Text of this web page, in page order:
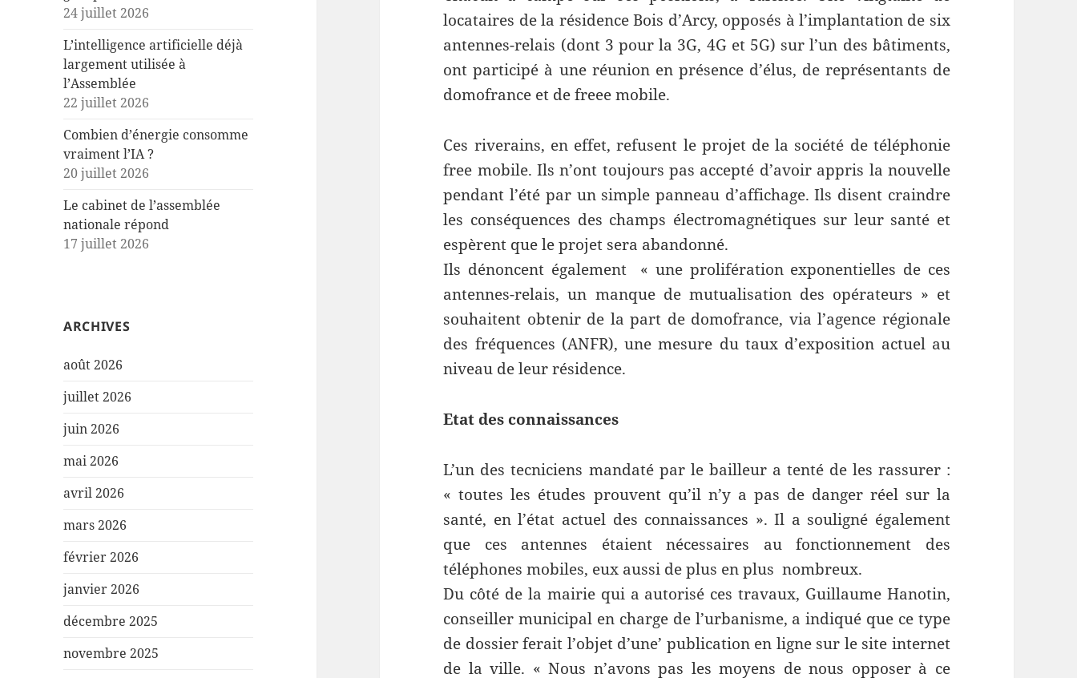
24 juillet 2026
L’intelligence artificielle déjà
largement utilisée à
l’Assemblée
22 juillet 2026
Combien d’énergie consomme
vraiment l’IA ?
20 juillet 2026
Le cabinet de l’assemblée
nationale répond
17 juillet 2026
ARCHIVES
août 2026
juillet 2026
juin 2026
mai 2026
avril 2026
mars 2026
février 2026
janvier 2026
décembre 2025
novembre 2025
locataires de la résidence Bois d’Arcy, opposés à l’implantation de six
antennes-relais (dont 3 pour la 3G, 4G et 5G) sur l’un des bâtiments,
ont participé à une réunion en présence d’élus, de représentants de
domofrance et de freee mobile.
Ces riverains, en effet, refusent le projet de la société de téléphonie
free mobile. Ils n’ont toujours pas accepté d’avoir appris la nouvelle
pendant l’été par un simple panneau d’affichage. Ils disent craindre
les conséquences des champs électromagnétiques sur leur santé et
espèrent que le projet sera abandonné.
Ils dénoncent également « une prolifération exponentielles de ces
antennes-relais, un manque de mutualisation des opérateurs » et
souhaitent obtenir de la part de domofrance, via l’agence régionale
des fréquences (ANFR), une mesure du taux d’exposition actuel au
niveau de leur résidence.
Etat des connaissances
L’un des tecniciens mandaté par le bailleur a tenté de les rassurer :
« toutes les études prouvent qu’il n’y a pas de danger réel sur la
santé, en l’état actuel des connaissances ». Il a souligné également
que ces antennes étaient nécessaires au fonctionnement des
téléphones mobiles, eux aussi de plus en plus nombreux.
Du côté de la mairie qui a autorisé ces travaux, Guillaume Hanotin,
conseiller municipal en charge de l’urbanisme, a indiqué que ce type
de dossier ferait l’objet d’une’ publication en ligne sur le site internet
de la ville. « Nous n’avons pas les moyens de nous opposer à ce